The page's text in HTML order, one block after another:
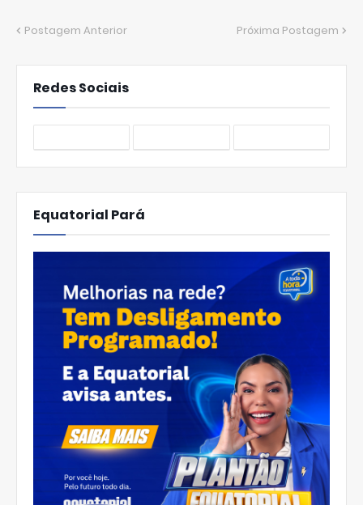
Postagem Anterior Próxima Postagem
Redes Sociais
Equatorial Pará